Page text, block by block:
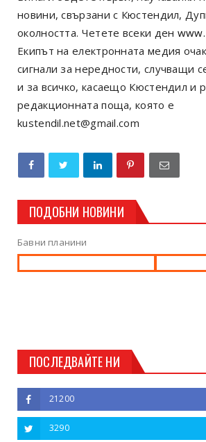
новини, свързани с Кюстендил,
околността. Четете всеки ден
Екипът на електронната медия
сигнали за нередности, случващи
и за всичко, касаещо Кюстендил и
редакционната поща, която е
kustendil.net@gmail.com
ПОДОБНИ НОВИНИ
Бавни планини
ПОСЛЕДВАЙТЕ НИ
21200
3290